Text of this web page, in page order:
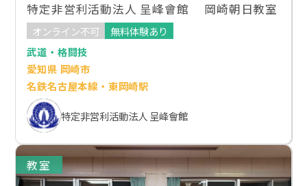
特定非営利活動法人 呈峰會館 岡崎朝日教室
オンライン不可
無料体験あり
武道・格闘技
愛知県 岡崎市
名鉄名古屋本線・東岡崎駅
特定非営利活動法人 呈峰會館
教室